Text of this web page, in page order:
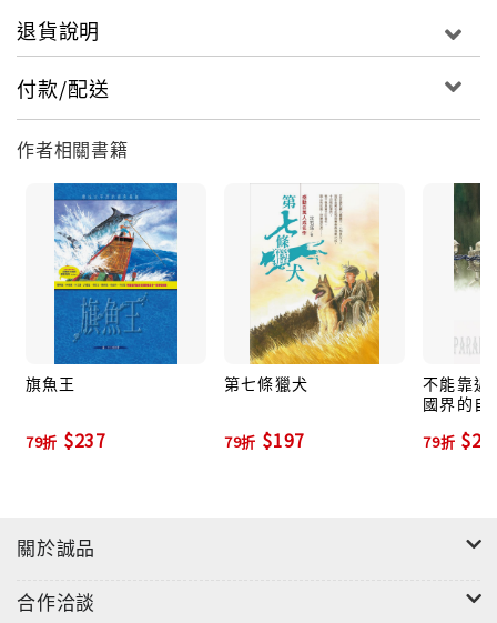
勢雄偉。
差。
退貨說明
付款/配送
作者相關書籍
旗魚王
79折 $237
第七條獵犬
79折 $197
不能靠近
國界的自
79折
關於誠品
合作洽談